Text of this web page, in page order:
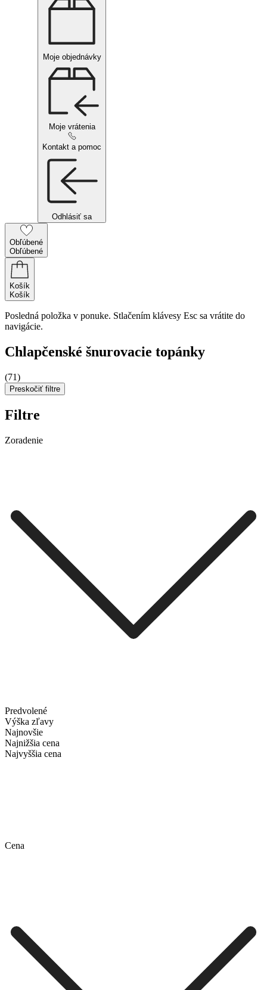
Moje objednávky
Moje vrátenia
Kontakt a pomoc
Odhlásiť sa
Obľúbené
Obľúbené
Košík
Košík
Posledná položka v ponuke. Stlačením klávesy Esc sa vrátite do
navigácie.
Chlapčenské šnurovacie topánky
(71)
Preskočiť filtre
Filtre
Zoradenie
Predvolené
Výška zľavy
Najnovšie
Najnižšia cena
Najvyššia cena
Cena